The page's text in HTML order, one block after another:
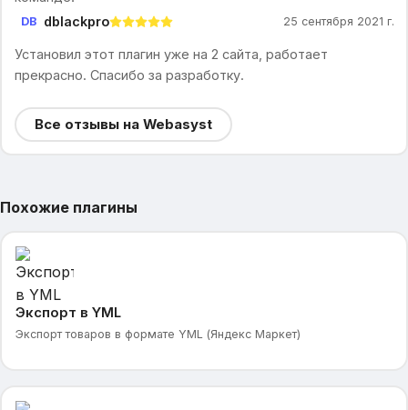
DB dblackpro 25 сентября 2021 г.
Установил этот плагин уже на 2 сайта, работает
прекрасно. Спасибо за разработку.
Все отзывы на Webasyst
Похожие плагины
Экспорт в YML
Экспорт товаров в формате YML (Яндекс Маркет)